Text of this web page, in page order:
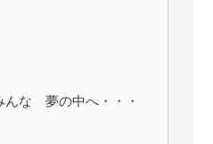
な 夢の中へ・・・